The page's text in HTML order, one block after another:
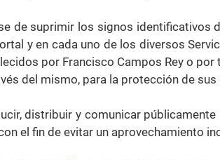
de suprimir los signos
y en cada uno de los diversos
por Francisco Campos Rey o por
del mismo, para la protección de sus
distribuir y comunicar
el fin de evitar un aprovechamiento